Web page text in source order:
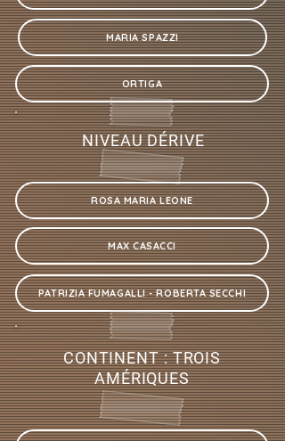
MARIA SPAZZI
ORTIGA
NIVEAU DÉRIVE
ROSA MARIA LEONE
MAX CASACCI
PATRIZIA FUMAGALLI - ROBERTA SECCHI
CONTINENT : TROIS
AMÉRIQUES